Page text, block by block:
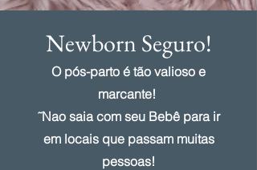
Newborn Seguro!
O pós-parto é tão valioso e
marcante!
˜Nao saia com seu Bebê para ir
em locais que passam muitas
pessoas!